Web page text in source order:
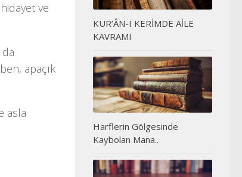
ve
apaçık
asla
KUR’ÂN-I KERİMDE AİLE
KAVRAMI
Harflerin Gölgesinde
Kaybolan Mana..